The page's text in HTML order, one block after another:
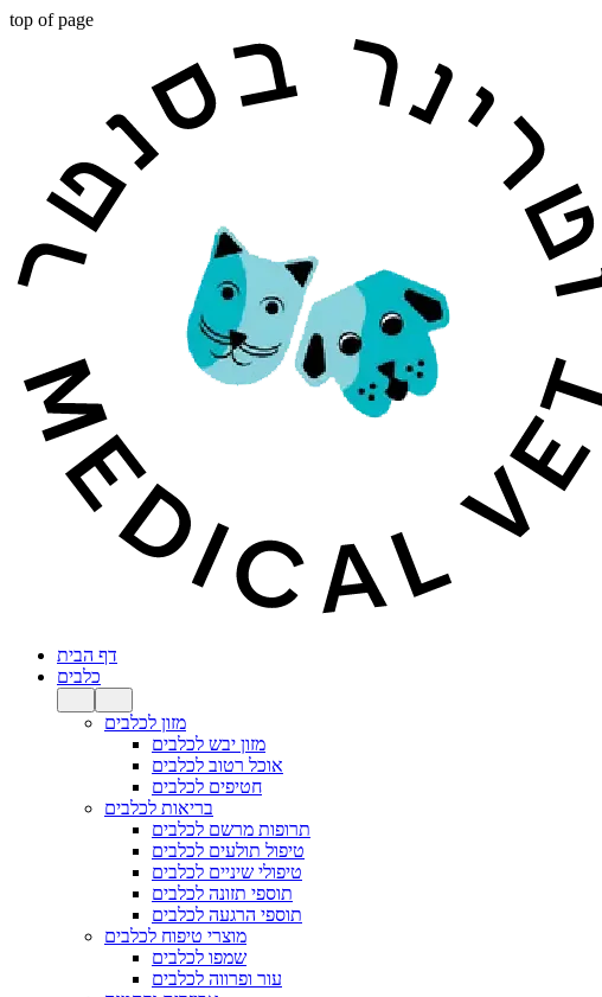
top of page
דף הבית
כלבים
מזון לכלבים
מזון יבש לכלבים
אוכל רטוב לכלבים
חטיפים לכלבים
בריאות לכלבים
תרופות מרשם לכלבים
טיפול תולעים לכלבים
טיפולי שיניים לכלבים
תוספי תזונה לכלבים
תוספי הרגעה לכלבים
מוצרי טיפוח לכלבים
שמפו לכלבים
עור ופרווה לכלבים